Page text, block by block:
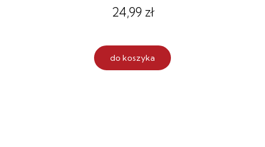
24,99 zł
do koszyka